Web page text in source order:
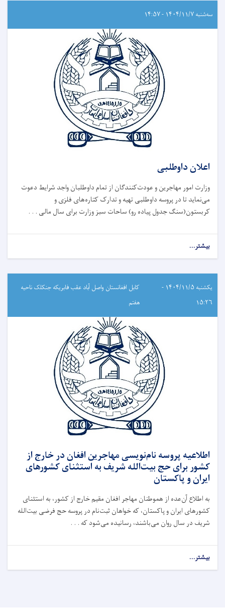
سه‌شنبه ۱۴۰۴/۱۱/۷ - ۱۴:۵۷
اعلان داوطلبی
وزارت امور مهاجرین و عودت‌کنندگان از تمام داوطلبان واجد شرایط دعوت
می‌نماید تا در پروسه داوطلبی تهیه و تدارک کتاره‌های فلزی و
کربستون(سنگ جدول پیاده رو) ساحات سبز وزارت برای سال مالی . . .
بیشتر...
یکشنبه ۱۴۰۴/۱۱/۵ -
۱۵:۲۶
کابل افغانستان واصل آباد عقب فابریکه جنکلک ناحیه
هفتم
اطلاعیه پروسه نام‌نویسی مهاجرین افغان در خارج از
کشور برای حج بیت‌الله شریف به استثنای کشورهای
ایران و پاکستان
به اطلاع آن‌عده از هموطنان مهاجر افغان مقیم خارج از کشور، به استثنای
کشورهای ایران و پاکستان، که خواهان ثبت‌نام در پروسه حج فرضی بیت‌الله
شریف در سال روان می‌باشند، رسانیده می‌شود که . . .
بیشتر...